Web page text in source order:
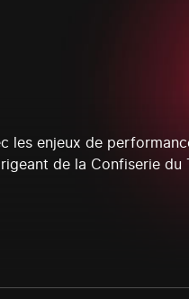
les enjeux de
de la Confiserie du